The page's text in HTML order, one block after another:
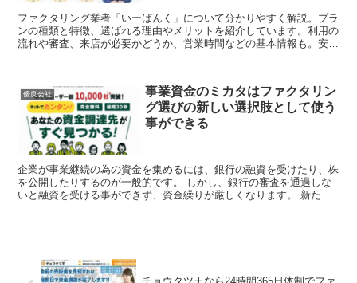
ファクタリング業者「いーばんく」について分かりやすく解説。プラ
ンの種類と特徴、選ばれる理由やメリットを紹介しています。利用の
流れや審査、来店が必要かどうか、営業時間などの基本情報も。安全
優良会社
事業資金のミカタはファクタリン
グ選びの新しい選択肢として使う
事ができる
企業が事業継続の為の資金を集めるには、銀行の融資を受けたり、株
を公開したりするのが一般的です。 しかし、銀行の審査を通過しな
いと融資を受ける事ができず、資金繰りが厳しくなります。 新たな